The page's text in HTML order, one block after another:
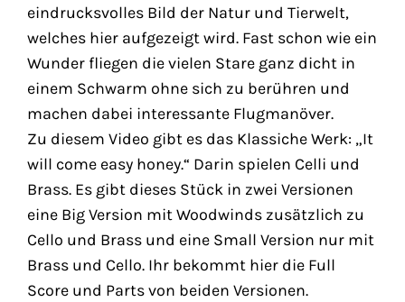
eindrucksvolles Bild der Natur und Tierwelt,
welches hier aufgezeigt wird. Fast schon wie ein
Wunder fliegen die vielen Stare ganz dicht in
einem Schwarm ohne sich zu berühren und
machen dabei interessante Flugmanöver.
Zu diesem Video gibt es das Klassiche Werk: „It
will come easy honey.“ Darin spielen Celli und
Brass. Es gibt dieses Stück in zwei Versionen
eine Big Version mit Woodwinds zusätzlich zu
Cello und Brass und eine Small Version nur mit
Brass und Cello. Ihr bekommt hier die Full
Score und Parts von beiden Versionen.